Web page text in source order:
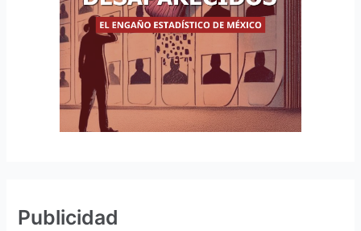
Publicidad